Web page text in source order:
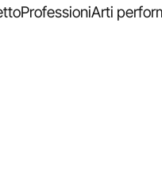
ProfessioniArti